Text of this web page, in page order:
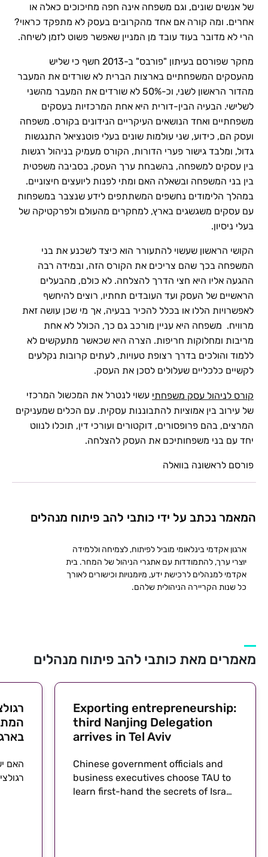
של אנשים שונים, וגם משפחה אינה חפה מחיכוכים כאלה או
אחרים. ומה קורה אם אחד מהקרובים בעסק לא מתפקד כראוי?
הרי לא מדובר בעוד עובד מן המניין שאפשר פשוט לזמן לשיחה.
מחקר שפורסם בעיתון "פורבס" ב-2013 חשף כי שליש
מהעסקים המשפחתיים בארצות הברית לא שורדים את המעבר
מהדור הראשון לשני, וכ-50% לא שורדים את המעבר מהשני
לשלישי. הבעיה הבין-דורית היא אחת המרכזיות בעסקים
משפחתיים ואחד הנושאים העיקריים הנידונים בקורס. משפחה
ועסק הם, כידוע, שני עולמות שונים בעלי פוטנציאל התנגשות
גדול, ומלבד גישור פערי הדורות, הקורס מעמיק בניהול רגשות
בין עסקים למשפחה, בהשבחת ערך העסק, בסביבה משפטית
בין בני המשפחה ובשאלה האם ומתי לפנות ליועצים חיצוניים.
במהלך הלימודים נחשפים המשתתפים לידע שנצבר במשפחות
עם עסקים משגשגים בארץ, למחקרים מהעולם ולפרקטיקה של
בעלי ניסיון.
הקושי הראשון שעשוי להתעורר הוא כיצד לשכנע את בני
המשפחה בכך שהם צריכים את הקורס הזה, ובמידה רבה
ההגעה אליו היא חצי הדרך להצלחה. לא כולם, מהבעלים
הראשיים של העסק ועד העובדים תחתיו, רוצים להיחשף
לאפשרויות הללו או בכלל להכיר בבעיה, אך מי שכן עושה זאת
מרוויח. משפחה היא עניין מורכב גם כך, הכולל לא אחת
מריבות ומחלוקות חריפות. הצרה היא שכאשר מתעקשים לא
ללמוד והולכים בדרך רצופת טעויות, לעתים קרובות נקלעים
לקשיים כלכליים שעלולים לסכן את העסק.
קורס לניהול עסק משפחתי עשוי לנטרל את המכשול המרכזי
של עירוב בין אמוציות להתבוננות עסקית. עם הכלים שמעניקים
המרצים, בהם פרופסורים, דוקטורים ועורכי דין, תוכלו לנווט
יחד עם בני משפחותיכם את העסק להצלחה.
פורסם לראשונה בוואלה
המאמר נכתב על ידי כותבי להב פיתוח מנהלים
ארגון אקדמי בינלאומי מוביל לפיתוח, לצמיחה וללמידה
יוצרי ערך, להתמודדות עם אתגרי הניהול של המחר. בית
אקדמי למנהלים לרכישת ידע, מיומנויות וכישורים לאורך
כל שנות הקריירה הניהולית שלהם.
מאמרים מאת כותבי להב פיתוח מנהלים
Exporting entrepreneurship:
third Nanjing Delegation
arrives in Tel Aviv
Chinese government officials and
business executives choose TAU to
learn first-hand the secrets of Israeli
האם